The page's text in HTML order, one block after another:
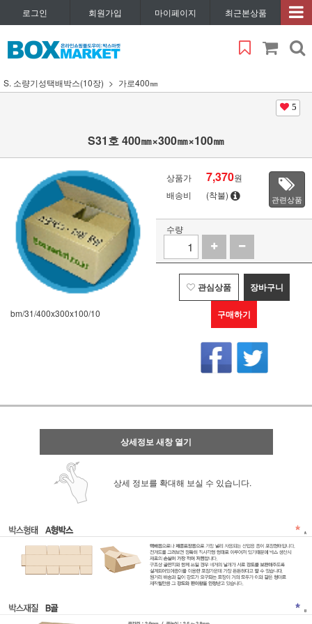
로그인 회원가입 마이페이지 최근본상품
S. 소량기성택배박스(10장) 가로400㎜
5
S31호 400㎜×300㎜×100㎜
bm/31/400x300x100/10
상품가 7,370원
배송비
(착불) 관련상품
수량
관심상품 장바구니
구매하기
상세정보 새창 열기
상세 정보를 확대해 보실 수 있습니다.